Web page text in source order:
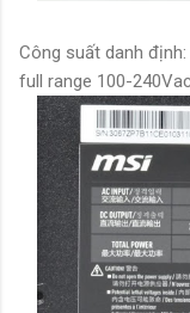
Công suất danh định:
full range 100-